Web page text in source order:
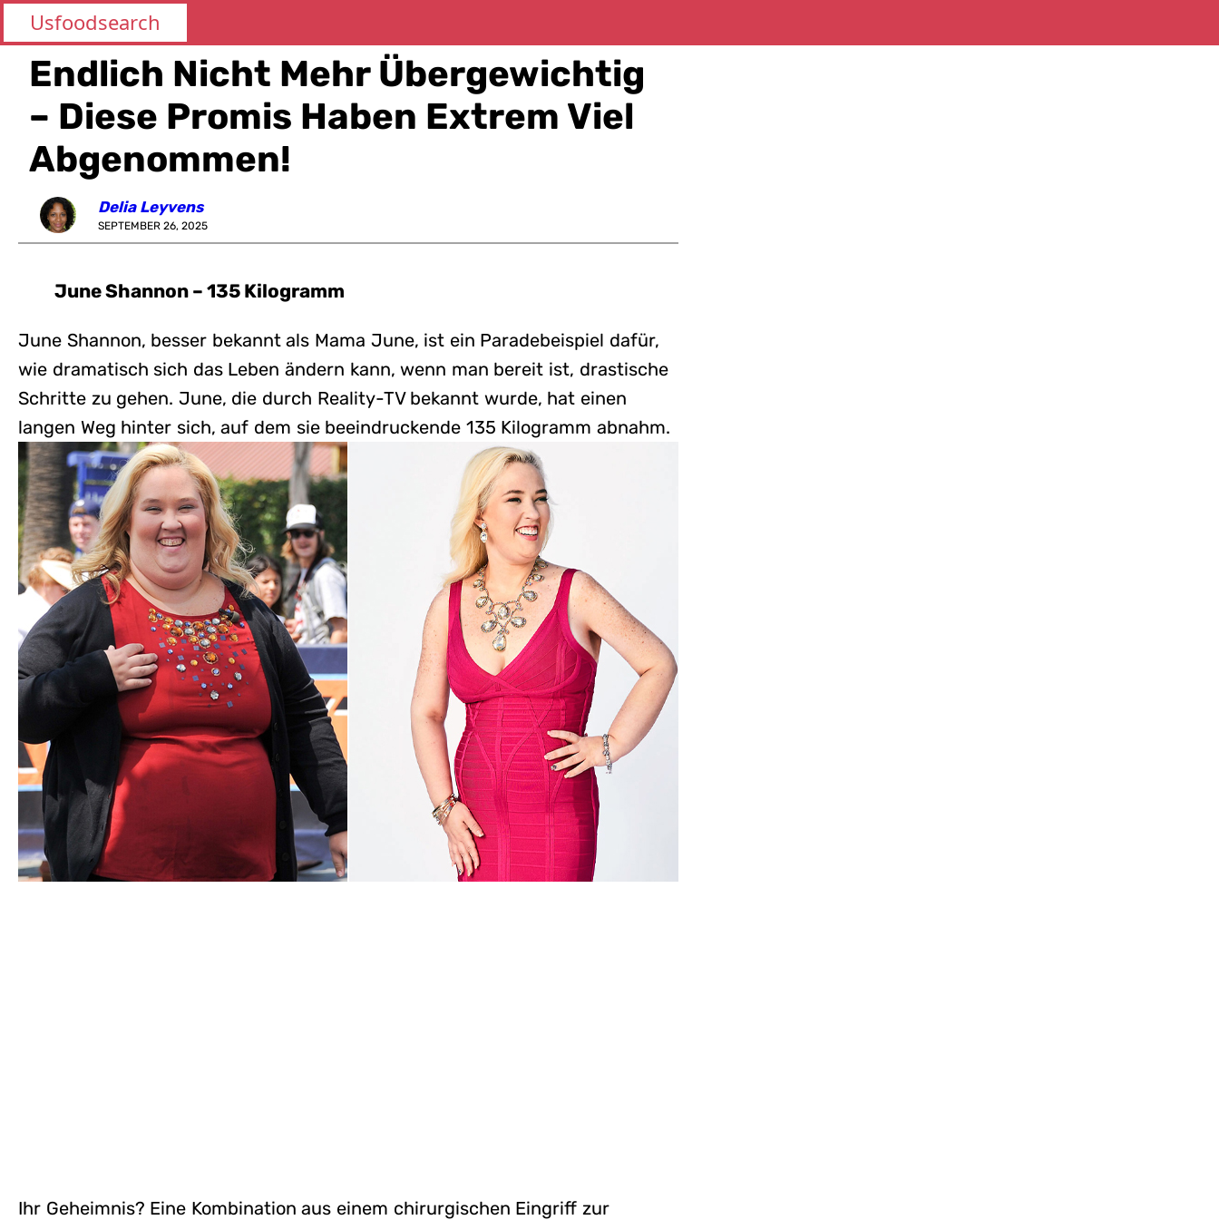
Usfoodsearch
Endlich Nicht Mehr Übergewichtig
– Diese Promis Haben Extrem Viel
Abgenommen!
Delia Leyvens
SEPTEMBER 26, 2025
June Shannon – 135 Kilogramm
June Shannon, besser bekannt als Mama June, ist ein Paradebeispiel dafür,
wie dramatisch sich das Leben ändern kann, wenn man bereit ist, drastische
Schritte zu gehen. June, die durch Reality-TV bekannt wurde, hat einen
langen Weg hinter sich, auf dem sie beeindruckende 135 Kilogramm abnahm.
Ihr Geheimnis? Eine Kombination aus einem chirurgischen Eingriff zur